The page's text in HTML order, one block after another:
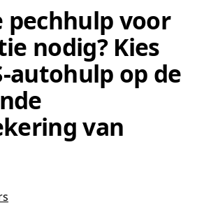
pechhulp voor
nodig? Kies
autohulp op de
van